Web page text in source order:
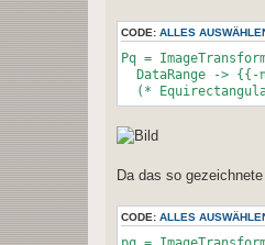
CODE: ALLES
Pq =
DataRange ->
(*
Da das so
CODE: ALLES